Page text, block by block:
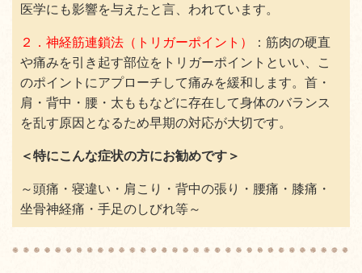
医学にも影響を与えたと言、われています。
２．神経筋連鎖法（トリガーポイント）
：筋肉の硬直
や痛みを引き起す部位をトリガーポイントといい、こ
のポイントにアプローチして痛みを緩和します。首・
肩・背中・腰・太ももなどに存在して身体のバランス
を乱す原因となるため早期の対応が大切です。
＜特にこんな症状の方にお勧めです＞
～頭痛・寝違い・肩こり・背中の張り・腰痛・膝痛・
坐骨神経痛・手足のしびれ等～